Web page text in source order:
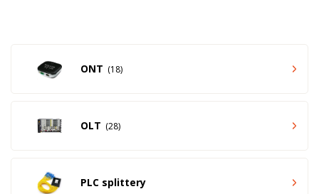
ONT 18
OLT 28
PLC splittery